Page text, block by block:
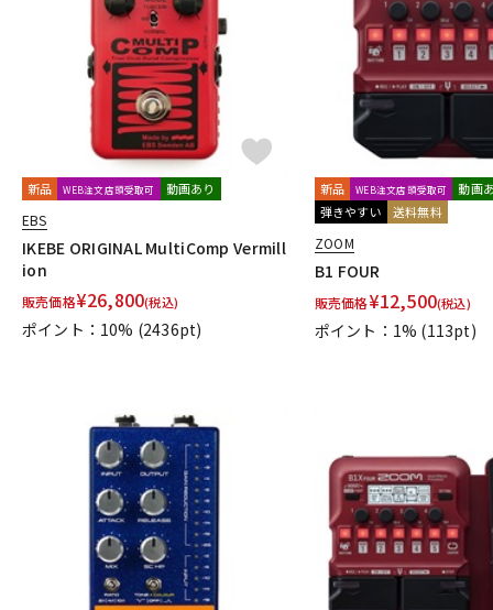
PAINT AUDIO Palmer pandaMidi Solutions
POWER-ALL
Pro-co Protection Racket Providence
Rainger FX Red House RedWitch
RESONANT
RUPERT NEVE DESIGNS
Sadowsky SeamoonFX SENNHEISER
Smart Belle Amplification
SMOKY SIGNAL AUDIO
SND(Shun
strymon
SUMO STOMP Surfy
T
TASCAM TDC TECH21
U-V
Umbrella Company Union Tube & Transistor
Universal Audio
WALRUS AUDIO Wampler Pedals
Zahnrad by nature sound
キョーリツ マキノ工房
BROWNE
Trondheim Audio Devices
ABASI CONCEPTS oz design
Finding That Tone
STOMPROX
1981 Inventions
1995fx 320design 6
新品 WEB注文店頭受取可 動画あり
EBS
IKEBE ORIGINAL MultiComp Vermill
ion
販売価格¥26,800(税込)
ポイント：10% (2436pt)
新品 WEB注文店頭受取可
動画
弾きやすい
送料無料
ZOOM
B1 FOUR
販売価格¥12,500(税込)
ポイント：1% (113pt)